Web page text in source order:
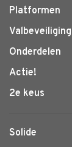
Platformen
Valbeveiliging
Onderdelen
Actie!
2e keus
Solide